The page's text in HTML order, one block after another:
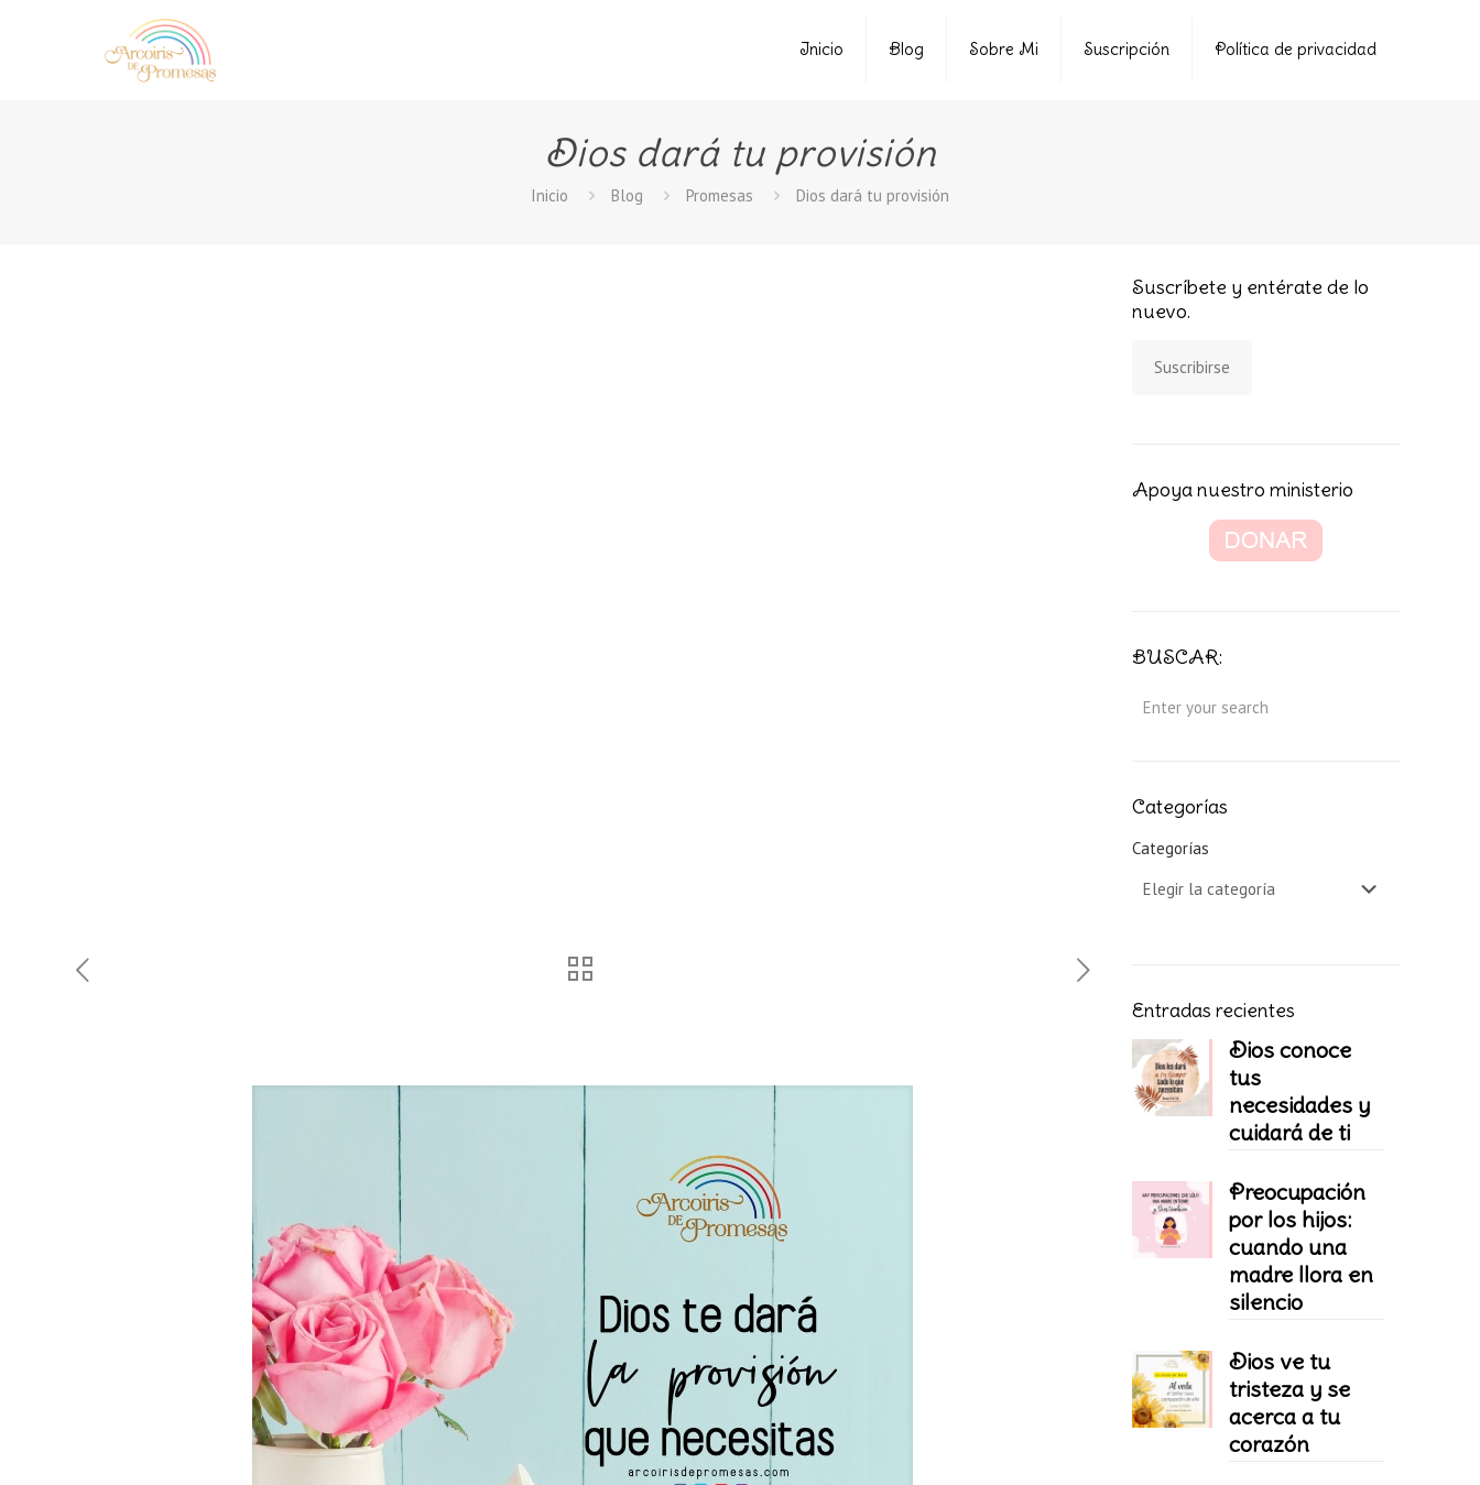
Inicio Blog Sobre Mi Suscripción Política de privacidad
Dios dará tu provisión
Inicio Blog Promesas Dios dará tu provisión
Suscríbete y entérate de lo
nuevo.
Suscribirse
Apoya nuestro ministerio
BUSCAR:
Categorías
Categorías
Entradas recientes
Dios conoce
tus
necesidades y
cuidará de ti
Preocupación
por los hijos:
cuando una
madre llora en
silencio
Dios ve tu
tristeza y se
acerca a tu
corazón